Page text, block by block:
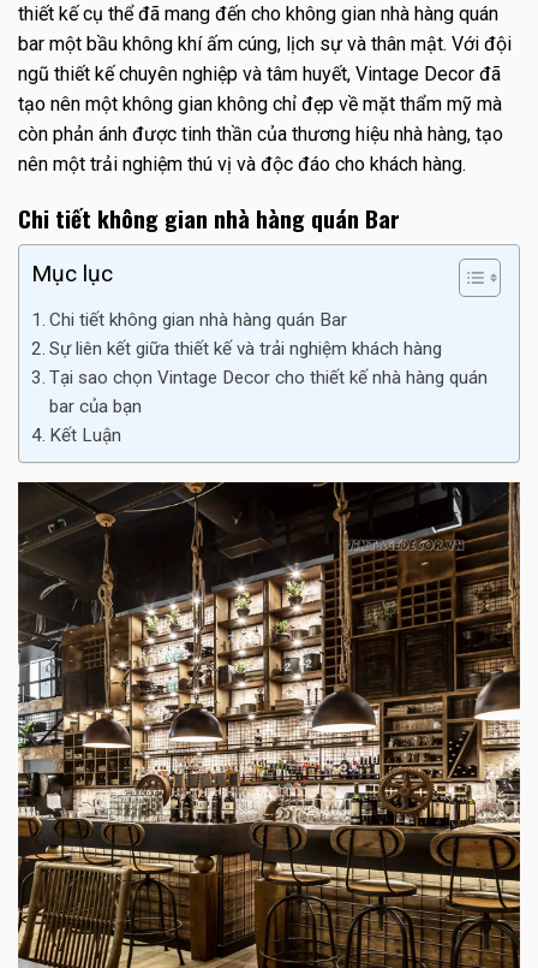
thiết kế cụ thể đã mang đến cho không gian nhà hàng quán
bar một bầu không khí ấm cúng, lịch sự và thân mật. Với đội
ngũ thiết kế chuyên nghiệp và tâm huyết, Vintage Decor đã
tạo nên một không gian không chỉ đẹp về mặt thẩm mỹ mà
còn phản ánh được tinh thần của thương hiệu nhà hàng, tạo
nên một trải nghiệm thú vị và độc đáo cho khách hàng.
Chi tiết không gian nhà hàng quán Bar
Mục lục
Chi tiết không gian nhà hàng quán Bar
Sự liên kết giữa thiết kế và trải nghiệm khách hàng
Tại sao chọn Vintage Decor cho thiết kế nhà hàng quán
bar của bạn
Kết Luận